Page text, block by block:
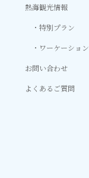
熱海観光情報
特別プラン
ワーケーション
お問い合わせ
よくあるご質問